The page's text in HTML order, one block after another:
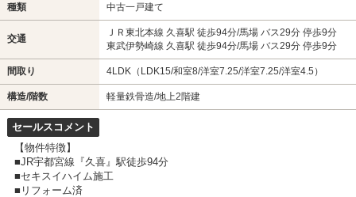
種類 中古一戸建て
交通
ＪＲ東北本線 久喜駅 徒歩94分/馬場 バス29分 停歩9分
東武伊勢崎線 久喜駅 徒歩94分/馬場 バス29分 停歩9分
間取り 4LDK（LDK15/和室8/洋室7.25/洋室7.25/洋室4.5）
構造/階数 軽量鉄骨造/地上2階建
セールスコメント
【物件特徴】
■JR宇都宮線『久喜』駅徒歩94分
■セキスイハイム施工
■リフォーム済